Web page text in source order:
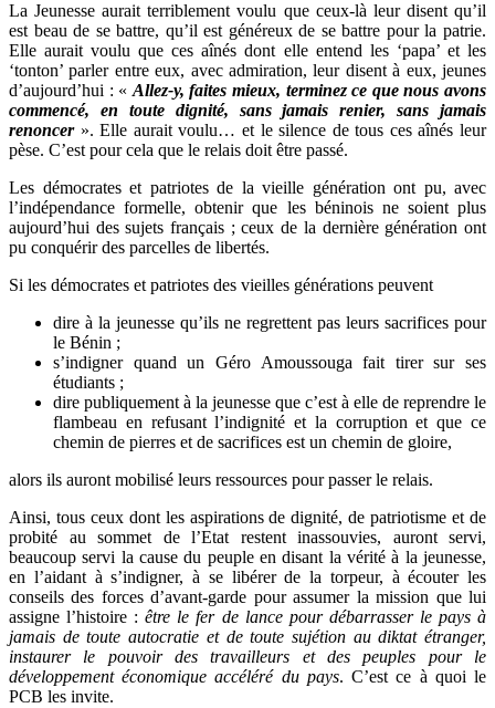
La Jeunesse aurait terriblement voulu que ceux-là leur disent qu’il
est beau de se battre, qu’il est généreux de se battre pour la patrie.
Elle aurait voulu que ces aînés dont elle entend les ‘papa’ et les
‘tonton’ parler entre eux, avec admiration, leur disent à eux, jeunes
d’aujourd’hui : «Allez-y, faites mieux, terminez ce que nous avons
commencé, en toute dignité, sans jamais renier, sans jamais
renoncer». Elle aurait voulu… et le silence de tous ces aînés leur
pèse. C’est pour cela que le relais doit être passé.
Les démocrates et patriotes de la vieille génération ont pu, avec
l’indépendance formelle, obtenir que les béninois ne soient plus
aujourd’hui des sujets français ; ceux de la dernière génération ont
pu conquérir des parcelles de libertés.
Si les démocrates et patriotes des vieilles générations peuvent
dire à la jeunesse qu’ils ne regrettent pas leurs sacrifices pour
le Bénin ;
s’indigner quand un Géro Amoussouga fait tirer sur ses
étudiants ;
dire publiquement à la jeunesse que c’est à elle de reprendre le
flambeau en refusant l’indignité et la corruption et que ce
chemin de pierres et de sacrifices est un chemin de gloire,
alors ils auront mobilisé leurs ressources pour passer le relais.
Ainsi, tous ceux dont les aspirations de dignité, de patriotisme et de
probité au sommet de l’Etat restent inassouvies, auront servi,
beaucoup servi la cause du peuple en disant la vérité à la jeunesse,
en l’aidant à s’indigner, à se libérer de la torpeur, à écouter les
conseils des forces d’avant-garde pour assumer la mission que lui
assigne l’histoire :être le fer de lance pour débarrasser le pays à
jamais de toute autocratie et de toute sujétion au diktat étranger,
instaurer le pouvoir des travailleurs et des peuples pour le
développement économique accéléré du pays. C’est ce à quoi le
PCB les invite.